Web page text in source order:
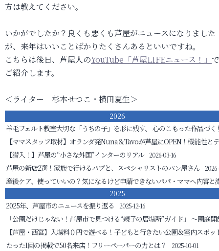
方は教えてください。
いかがでしたか？良くも悪くも芦屋がニュースになりました
が、来年はいいことばかりたくさんあるといいですね。
こちらは後日、芦屋人のYouTube「芦屋LIFEニュース！」
ご紹介します。
＜ライター 杉本せつこ・横田夏生＞
2026
羊毛フェルト教室大切な「うちの子」を形に残す、 心のこもった作品づく
【ママスタッフ取材】オランダ発Nuna＆Tavoが芦屋にOPEN！機能性と
【潜入！】芦屋の“小さな外国”インターのリアル
2026-03-16
芦屋の新店2選！家族で行けるパブと、スペシャリストのパン屋さん
産後ケア、使っていいの？気になるけど申請できないパパ・ママへ内容と
2025
2025年、芦屋市のニュースを振り返る
2025-12-16
「公園だけじゃない！芦屋市で見つける“親子の居場所”ガイド」 ～園庭開
【芦屋・西宮】入場料０円で遊べる！子どもと行きたい公園＆室内スポ
たった1回の掲載で50名来店！フリーペーパーの力とは？
2025-10-01